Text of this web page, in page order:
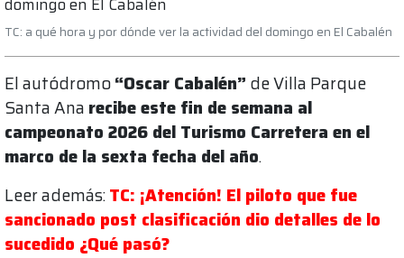
TC: a qué hora y por dónde ver la actividad del domingo en El Cabalén
El autódromo“Oscar Cabalén” de Villa Parque
Santa Ana recibe este fin de semana al
campeonato 2026 del Turismo Carretera en el
marco de la sexta fecha del año.
Leer además:TC: ¡Atención! El piloto que fue
sancionado post clasificación dio detalles de lo
sucedido ¿Qué pasó?